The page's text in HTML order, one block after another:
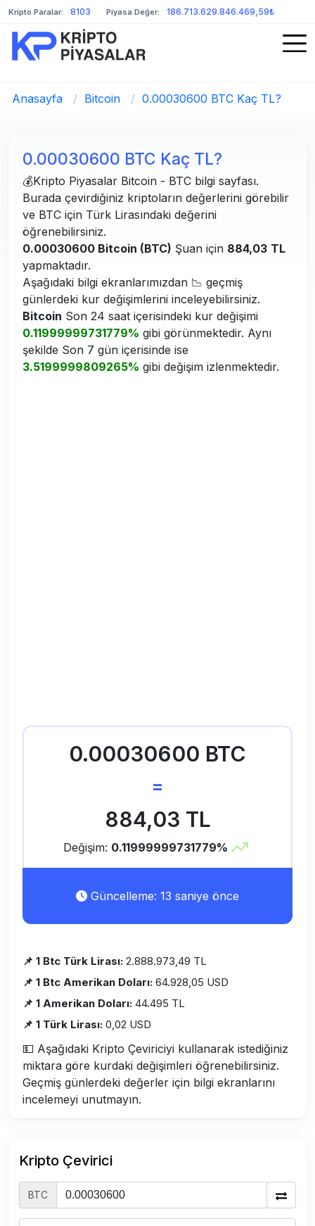
Kripto Paralar: 8103 Piyasa Değer: 186.713.629.846.469,59₺
Anasayfa / Bitcoin / 0.00030600 BTC Kaç TL?
0.00030600 BTC Kaç TL?
💰Kripto Piyasalar Bitcoin - BTC bilgi sayfası.
Burada çevirdiğiniz kriptoların değerlerini görebilir
ve BTC için Türk Lirasındaki değerini
öğrenebilirsiniz.
0.00030600 Bitcoin (BTC) Şuan için 884,03 TL
yapmaktadır.
Aşağıdaki bilgi ekranlarımızdan 📉 geçmiş
günlerdeki kur değişimlerini inceleyebilirsiniz.
Bitcoin Son 24 saat içerisindeki kur değişimi
0.11999999731779% gibi görünmektedir. Aynı
şekilde Son 7 gün içerisinde ise
3.5199999809265% gibi değişim izlenmektedir.
0.00030600 BTC
=
884,03 TL
Değişim: 0.11999999731779%
Güncelleme: 13 saniye önce
📌 1 Btc Türk Lirası: 2.888.973,49 TL
📌 1 Btc Amerikan Doları: 64.928,05 USD
📌 1 Amerikan Doları: 44.495 TL
📌 1 Türk Lirası: 0,02 USD
💵 Aşağıdaki Kripto Çeviriciyi kullanarak istediğiniz
miktara göre kurdaki değişimleri öğrenebilirsiniz.
Geçmiş günlerdeki değerler için bilgi ekranlarını
incelemeyi unutmayın.
Kripto Çevirici
BTC